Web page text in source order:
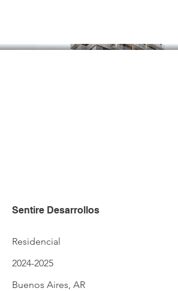
Sentire Desarrollos
Residencial
2024-2025
Buenos Aires, AR